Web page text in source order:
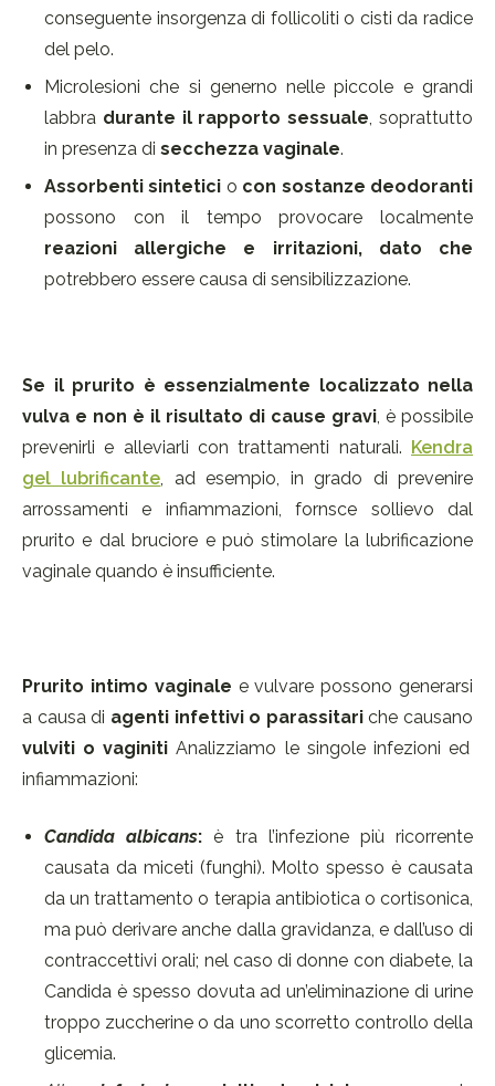
conseguente insorgenza di follicoliti o cisti da radice
del pelo.
Microlesioni che si generno nelle piccole e grandi
labbra durante il rapporto sessuale, soprattutto
in presenza di secchezza vaginale.
Assorbenti sintetici o con sostanze deodoranti
possono con il tempo provocare localmente
reazioni allergiche e irritazioni, dato che
potrebbero essere causa di sensibilizzazione.
Se il prurito è essenzialmente localizzato nella
vulva e non è il risultato di cause gravi, è possibile
prevenirli e alleviarli con trattamenti naturali. Kendra
gel lubrificante, ad esempio, in grado di prevenire
arrossamenti e infiammazioni, fornsce sollievo dal
prurito e dal bruciore e può stimolare la lubrificazione
vaginale quando è insufficiente.
Prurito intimo vaginale e vulvare possono generarsi
a causa di agenti infettivio parassitariche causano
vulviti o vaginiti Analizziamo le singole infezioni ed
infiammazioni:
Candida albicans:è tra l’infezione più ricorrente
causata da miceti (funghi). Molto spesso è causata
da un trattamento o terapia antibiotica o cortisonica,
ma può derivare anche dalla gravidanza, e dall’uso di
contraccettivi orali; nel caso di donne con diabete, la
Candida è spesso dovuta ad un’eliminazione di urine
troppo zuccherine o da uno scorretto controllo della
glicemia.